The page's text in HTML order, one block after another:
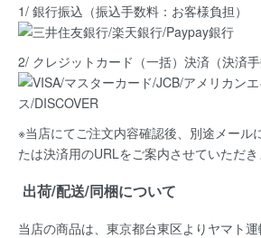
1/ 銀行振込（振込手数料：お客様負担）
2/ クレジットカード（一括）決済 （決済
※当店にてご注文内容確認後、別途メール
たは決済用のURLをご案内させていただき
出荷/配送/同梱について
当店の商品は、 東京都台東区よりヤマト